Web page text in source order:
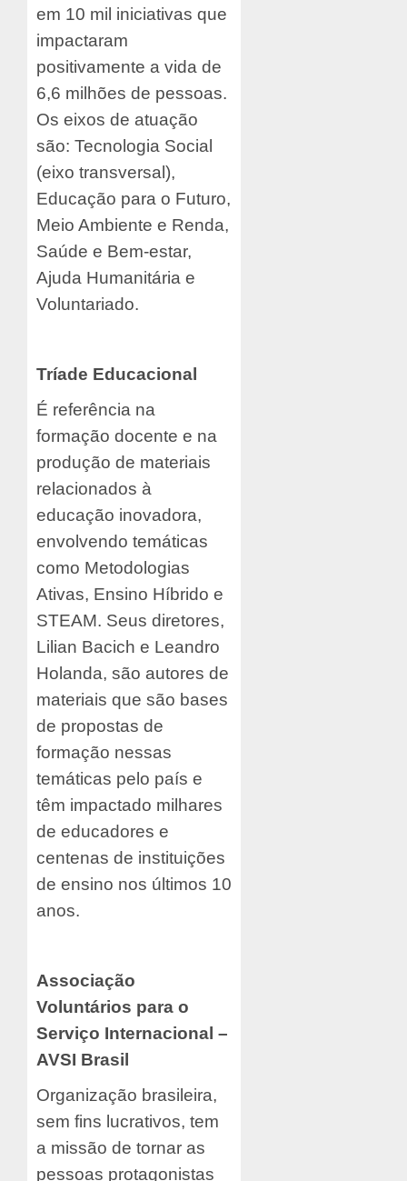
em 10 mil iniciativas que
impactaram
positivamente a vida de
6,6 milhões de pessoas.
Os eixos de atuação
são: Tecnologia Social
(eixo transversal),
Educação para o Futuro,
Meio Ambiente e Renda,
Saúde e Bem-estar,
Ajuda Humanitária e
Voluntariado.
Tríade Educacional
É referência na
formação docente e na
produção de materiais
relacionados à
educação inovadora,
envolvendo temáticas
como Metodologias
Ativas, Ensino Híbrido e
STEAM. Seus diretores,
Lilian Bacich e Leandro
Holanda, são autores de
materiais que são bases
de propostas de
formação nessas
temáticas pelo país e
têm impactado milhares
de educadores e
centenas de instituições
de ensino nos últimos 10
anos.
Associação
Voluntários para o
Serviço Internacional –
AVSI Brasil
Organização brasileira,
sem fins lucrativos, tem
a missão de tornar as
pessoas protagonistas